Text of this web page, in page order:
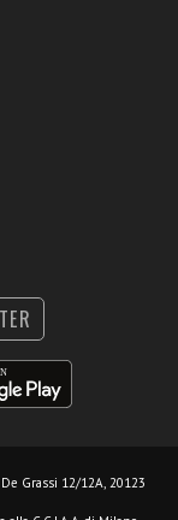
Grassi 12/12A, 20123